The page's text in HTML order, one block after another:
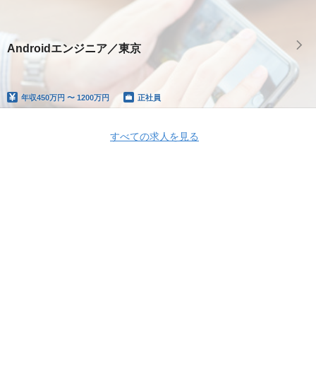
Androidエンジニア／東京
年収450万円 〜 1200万円 正社員
すべての求人を見る